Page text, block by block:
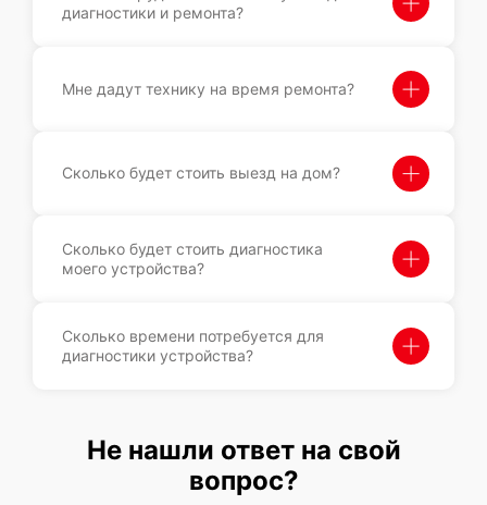
диагностики и ремонта?
Мне дадут технику на время ремонта?
Сколько будет стоить выезд на дом?
Сколько будет стоить диагностика
моего устройства?
Сколько времени потребуется для
диагностики устройства?
Не нашли ответ на свой
вопрос?